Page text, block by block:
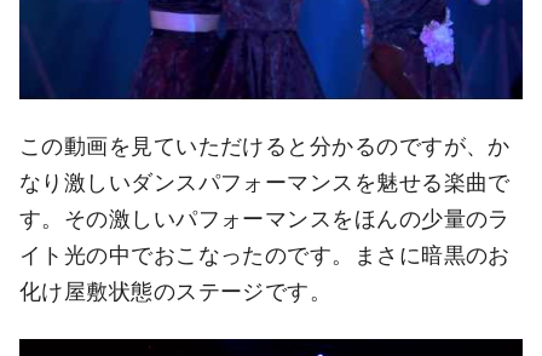
この動画を見ていただけると分かるのですが、か
なり激しいダンスパフォーマンスを魅せる楽曲で
す。その激しいパフォーマンスをほんの少量のラ
イト光の中でおこなったのです。まさに暗黒のお
化け屋敷状態のステージです。